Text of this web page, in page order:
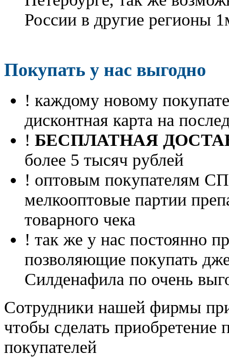
России в другие регионы
Покупать у нас выгодно
! каждому новому
дисконтная карта на
! БЕСПЛАТНАЯ
более 5 тысяч рублей
! оптовым покупателям
мелкооптовые партии
товарного чека
! так же у нас постоянно
позволяющие покупать
Силденафила по очень
Cотрудники нашей фирмы
чтобы сделать приобретение
покупателей